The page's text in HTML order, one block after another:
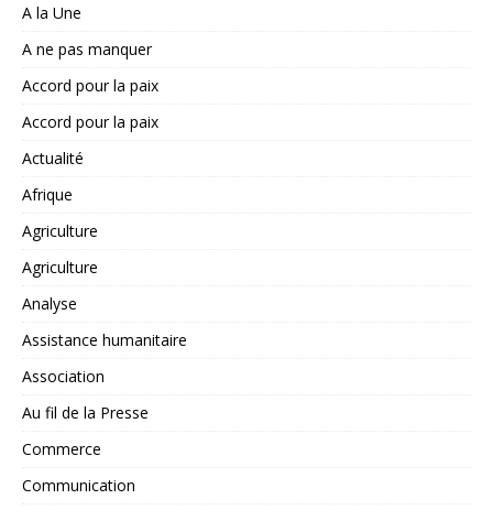
A la Une
A ne pas manquer
Accord pour la paix
Accord pour la paix
Actualité
Afrique
Agriculture
Agriculture
Analyse
Assistance humanitaire
Association
Au fil de la Presse
Commerce
Communication